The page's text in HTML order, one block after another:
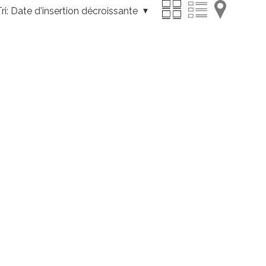
Date d'insertion décroissante